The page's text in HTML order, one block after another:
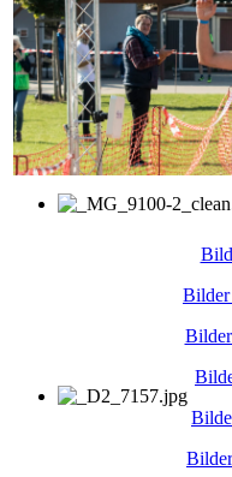
Bilder